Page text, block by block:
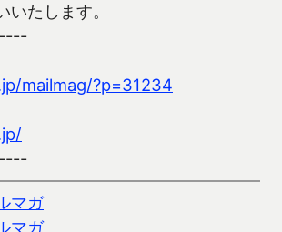
いたします。
mailmag/?p=31234
マガ
マガ